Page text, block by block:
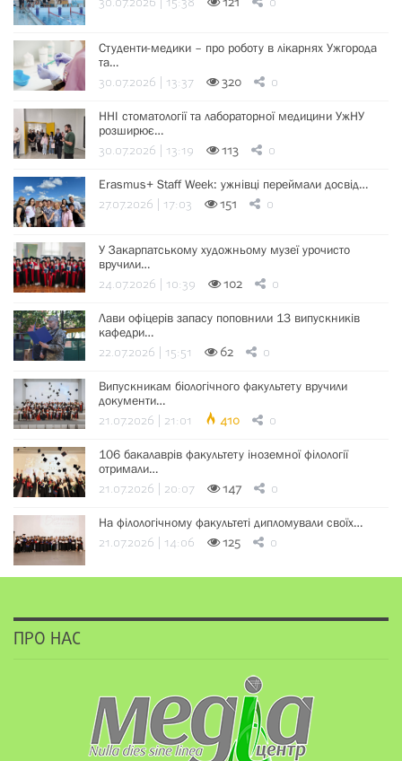
Студенти-медики – про роботу в лікарнях Ужгорода
та…
30.07.2026 | 13:37 320 0
ННІ стоматології та лабораторної медицини УжНУ
розширює…
30.07.2026 | 13:19 113 0
Erasmus+ Staff Week: ужнівці переймали досвід…
27.07.2026 | 17:03 151 0
У Закарпатському художньому музеї урочисто
вручили…
24.07.2026 | 10:39 102 0
Лави офіцерів запасу поповнили 13 випускників
кафедри…
22.07.2026 | 15:51 62 0
Випускникам біологічного факультету вручили
документи…
21.07.2026 | 21:01 410 0
106 бакалаврів факультету іноземної філології
отримали…
21.07.2026 | 20:07 147 0
На філологічному факультеті дипломували своїх…
21.07.2026 | 14:06 125 0
ПРО НАС